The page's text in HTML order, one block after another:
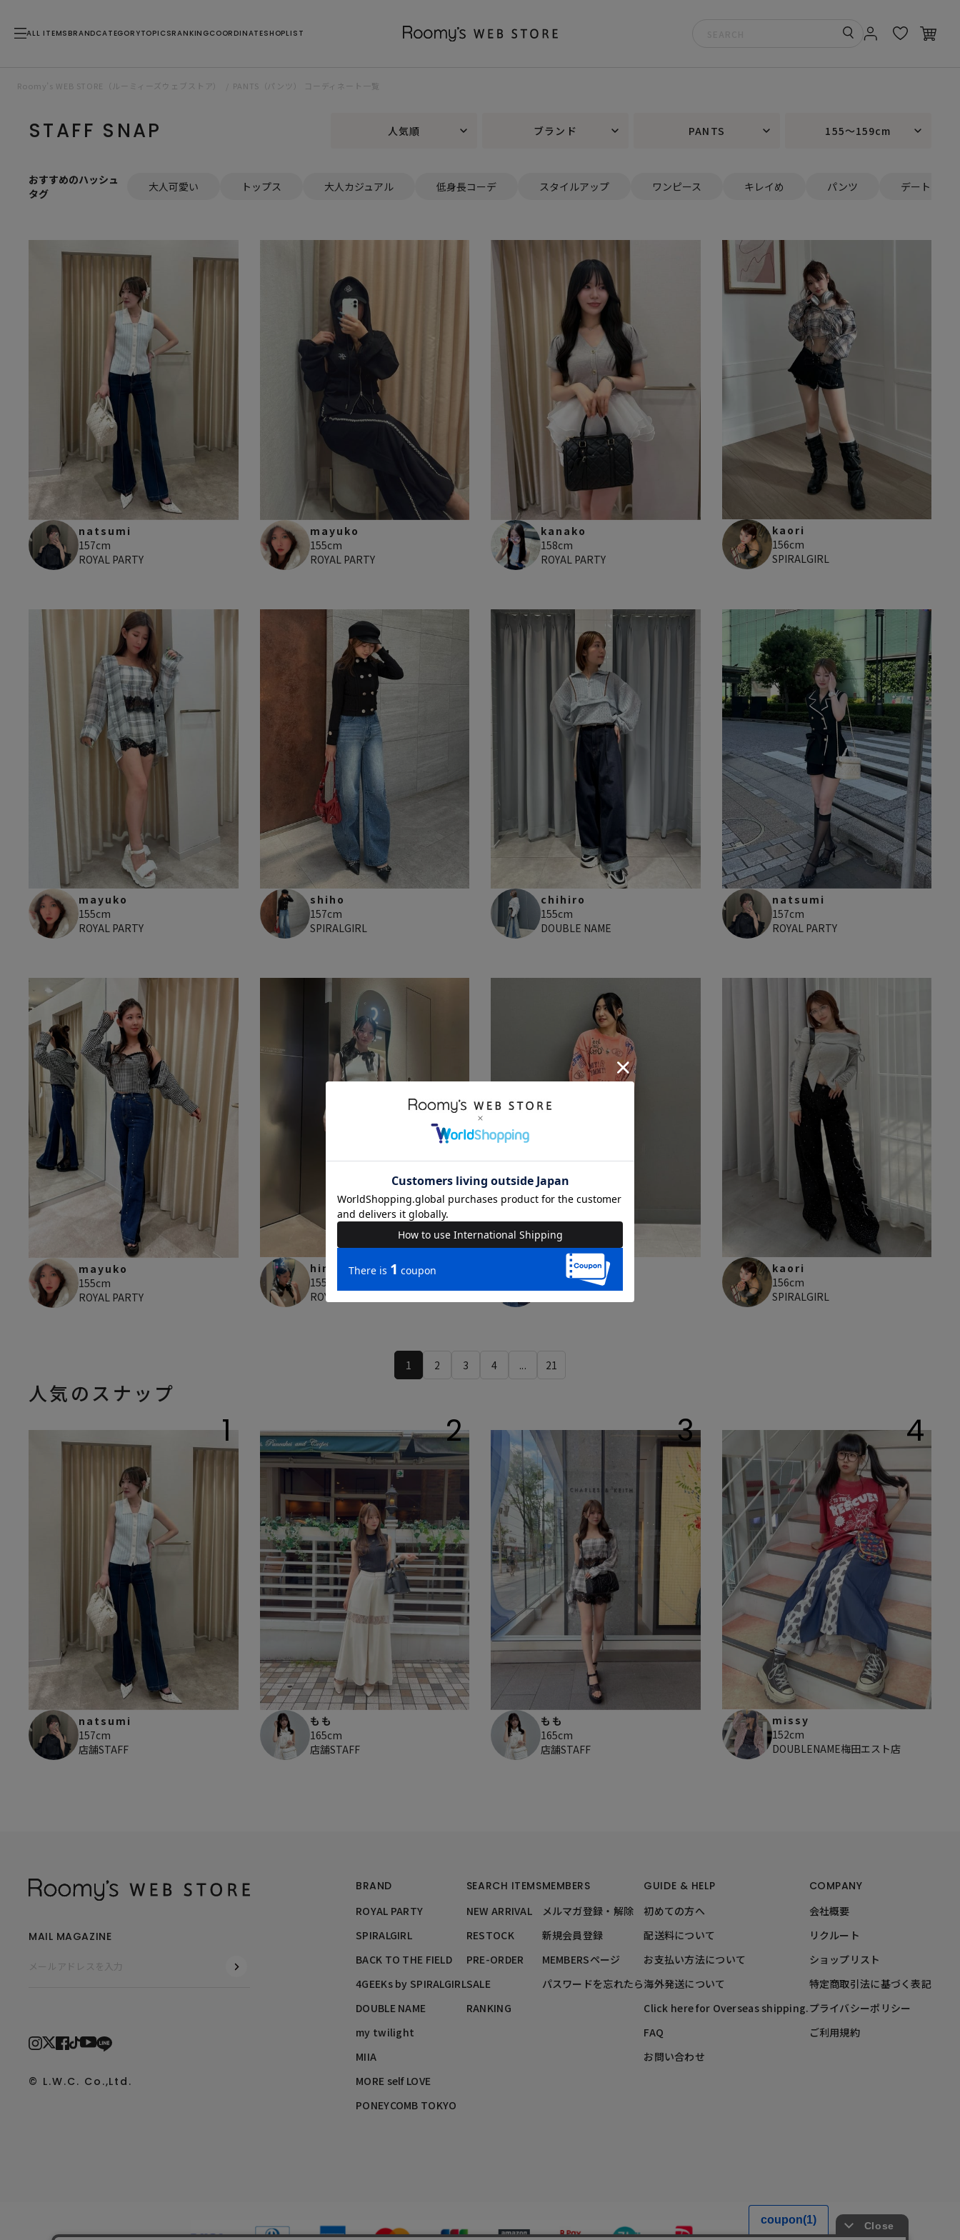
ALL ITEMS BRANDCATEGORYTOPICSRANKINGCOORDINATESHOPLIST
Roomy’s WEB STORE（ルーミィーズウェブストア） PANTS（パンツ） コーディネート一覧
STAFF SNAP 人気順 ブランド PANTS 155～159cm
おすすめのハッシュ
タグ
大人可愛い トップス 大人カジュアル 低身長コーデ スタイルアップ ワンピース キレイめ パンツ デート
natsumi
157cm
ROYAL PARTY
mayuko
155cm
ROYAL PARTY
kanako
158cm
ROYAL PARTY
kaori
156cm
SPIRALGIRL
mayuko
155cm
ROYAL PARTY
shiho
157cm
SPIRALGIRL
chihiro
155cm
DOUBLE NAME
natsumi
157cm
ROYAL PARTY
mayuko
155cm
ROYAL PARTY
hinata
155cm
ROYAL PARTY
moorii
160cm
kaori
156cm
SPIRALGIRL
1 2 3 4 ... 21
人気のスナップ
1
natsumi
157cm
店舗STAFF
2
もも
165cm
店舗STAFF
3
もも
165cm
店舗STAFF
4
missy
152cm
DOUBLENAME梅田エスト店
BRAND
ROYAL PARTY
SPIRALGIRL
BACK TO THE FIELD
4GEEKs by SPIRALGIRL
DOUBLE NAME
my twilight
MIIA
MORE self LOVE
PONEYCOMB TOKYO
SEARCH ITEMS
NEW ARRIVAL
RESTOCK
PRE-ORDER
SALE
RANKING
MEMBERS
メルマガ登録・解除
新規会員登録
MEMBERSページ
パスワードを忘れたら
GUIDE & HELP
初めての方へ
配送料について
お支払い方法について
海外発送について
Click here for Overseas shipping.
FAQ
お問い合わせ
COMPANY
会社概要
リクルート
ショップリスト
特定商取引法に基づく表記
プライバシーポリシー
ご利用規約
MAIL MAGAZINE
© L.W.C. Co.,Ltd.